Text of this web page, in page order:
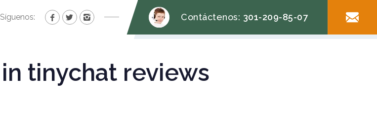
Contáctenos: 301-209-85-07
Síguenos:
tinychat reviews